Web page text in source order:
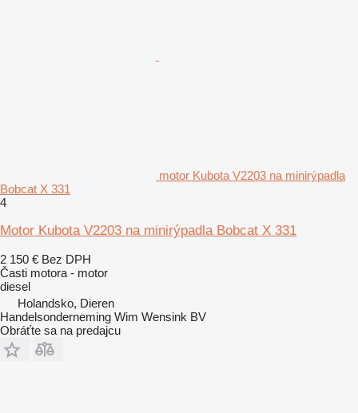
motor Kubota V2203 na minirýpadla
Bobcat X 331
4
Motor Kubota V2203 na minirýpadla Bobcat X 331
2 150 € Bez DPH
Časti motora - motor
diesel
Holandsko, Dieren
Handelsonderneming Wim Wensink BV
Obráťte sa na predajcu